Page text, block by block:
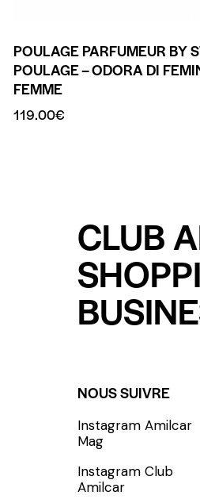
POULAGE PARFUMEUR BY
POULAGE – ODORA DI
FEMME
119.00€
CLUB
S'INCRIRE - SUBSCRIBE
NOUS SUIVRE
Instagram Amilcar
Mag
Instagram Club
Amilcar